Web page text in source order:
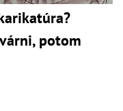
potom